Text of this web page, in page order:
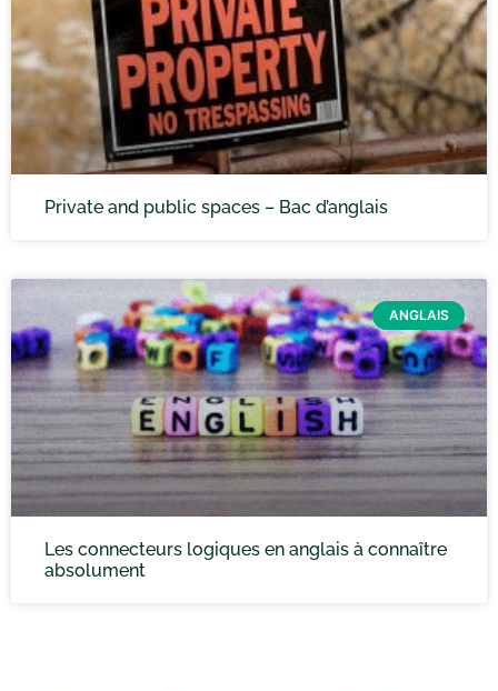
Private and public spaces – Bac d’anglais
ANGLAIS
Les connecteurs logiques en anglais à connaître
absolument